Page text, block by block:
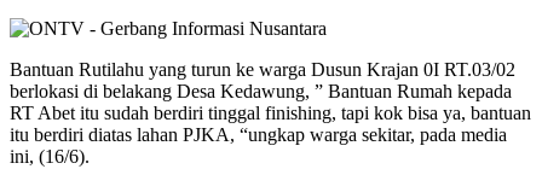
Bantuan Rutilahu yang turun ke warga Dusun Krajan 0I RT.03/02
berlokasi di belakang Desa Kedawung, ” Bantuan Rumah kepada
RT Abet itu sudah berdiri tinggal finishing, tapi kok bisa ya, bantuan
itu berdiri diatas lahan PJKA, “ungkap warga sekitar, pada media
ini, (16/6).